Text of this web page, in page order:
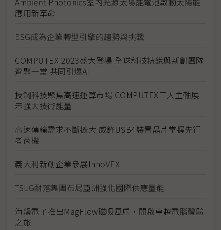
應用新革命
ESG成為企業轉型引擎的趨勢與挑戰
COMPUTEX 2023盛大登場 全球科技精銳與新創團隊
齊聚一堂 共同引爆AI
技鋼科技聚焦高速運算市場 COMPUTEX三大主軸展
示強大技術能量
高速傳輸需求不斷擴大 威鋒USB4裝置晶片掌握先行
者商機
義大利新創企業參展InnoVEX
TSLG耐落集團布局亞洲強化國際供應量能
海韻電子推出MagFlow磁吸風扇，開啟卓越電腦體驗
之旅